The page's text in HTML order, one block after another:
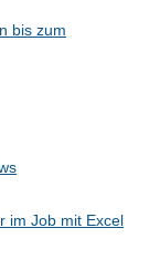
bis zum
im Job mit Excel